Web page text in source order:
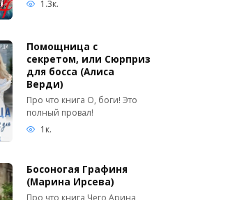
1.3к.
Помощница с
секретом, или Сюрприз
для босса (Алиса
Верди)
Про что книга О, боги! Это
полный провал!
1к.
Босоногая Графиня
(Марина Ирсева)